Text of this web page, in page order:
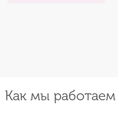
Как мы работаем